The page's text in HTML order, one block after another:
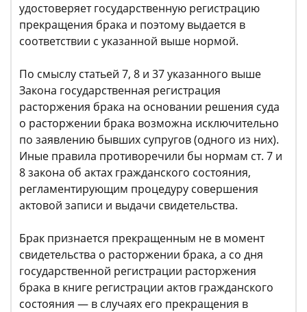
удостоверяет государственную регистрацию
прекращения брака и поэтому выдается в
соответствии с указанной выше нормой.
По смыслу статьей 7, 8 и 37 указанного выше
Закона государственная регистрация
расторжения брака на основании решения суда
о расторжении брака возможна исключительно
по заявлению бывших супругов (одного из них).
Иные правила противоречили бы нормам ст. 7 и
8 закона об актах гражданского состояния,
регламентирующим процедуру совершения
актовой записи и выдачи свидетельства.
Брак признается прекращенным не в момент
свидетельства о расторжении брака, а со дня
государственной регистрации расторжения
брака в книге регистрации актов гражданского
состояния — в случаях его прекращения в